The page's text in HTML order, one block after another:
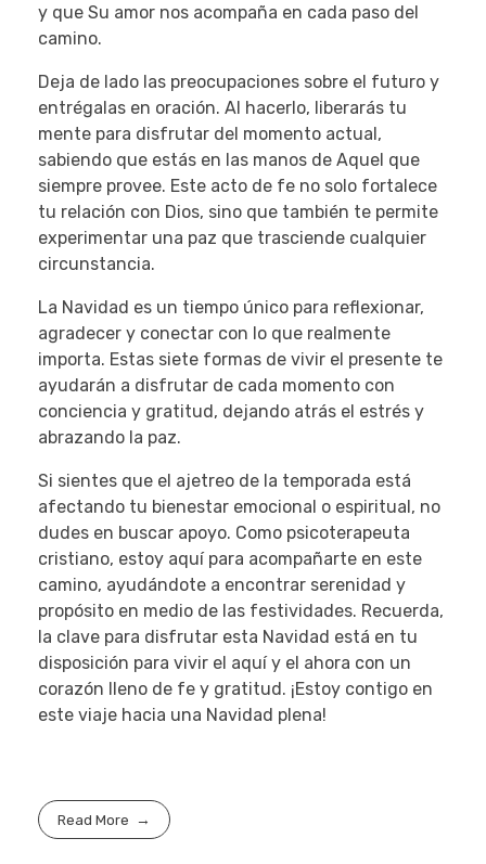
y que Su amor nos acompaña en cada paso del
camino.
Deja de lado las preocupaciones sobre el futuro y
entrégalas en oración. Al hacerlo, liberarás tu
mente para disfrutar del momento actual,
sabiendo que estás en las manos de Aquel que
siempre provee. Este acto de fe no solo fortalece
tu relación con Dios, sino que también te permite
experimentar una paz que trasciende cualquier
circunstancia.
La Navidad es un tiempo único para reflexionar,
agradecer y conectar con lo que realmente
importa. Estas siete formas de vivir el presente te
ayudarán a disfrutar de cada momento con
conciencia y gratitud, dejando atrás el estrés y
abrazando la paz.
Si sientes que el ajetreo de la temporada está
afectando tu bienestar emocional o espiritual, no
dudes en buscar apoyo. Como psicoterapeuta
cristiano, estoy aquí para acompañarte en este
camino, ayudándote a encontrar serenidad y
propósito en medio de las festividades. Recuerda,
la clave para disfrutar esta Navidad está en tu
disposición para vivir el aquí y el ahora con un
corazón lleno de fe y gratitud. ¡Estoy contigo en
este viaje hacia una Navidad plena!
Read More